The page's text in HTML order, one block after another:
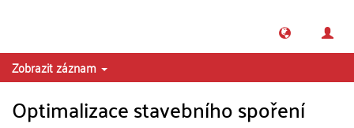
Zobrazit záznam
Optimalizace stavebního spoření